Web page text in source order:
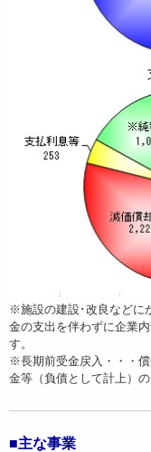
※施設の建設･改良などに
金の支出を伴わずに企業
す。
※長期前受金戻入・・・
金等（負債として計上）
■主な事業